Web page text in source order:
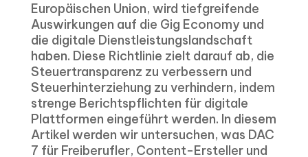
Europäischen Union, wird tiefgreifende
Auswirkungen auf die Gig Economy und
die digitale Dienstleistungslandschaft
haben. Diese Richtlinie zielt darauf ab, die
Steuertransparenz zu verbessern und
Steuerhinterziehung zu verhindern, indem
strenge Berichtspflichten für digitale
Plattformen eingeführt werden. In diesem
Artikel werden wir untersuchen, was DAC
7 für Freiberufler, Content-Ersteller und